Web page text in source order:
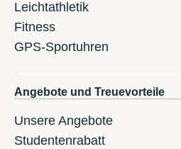
Leichtathletik
Fitness
GPS-Sportuhren
Angebote und Treuevorteile
Unsere Angebote
Studentenrabatt